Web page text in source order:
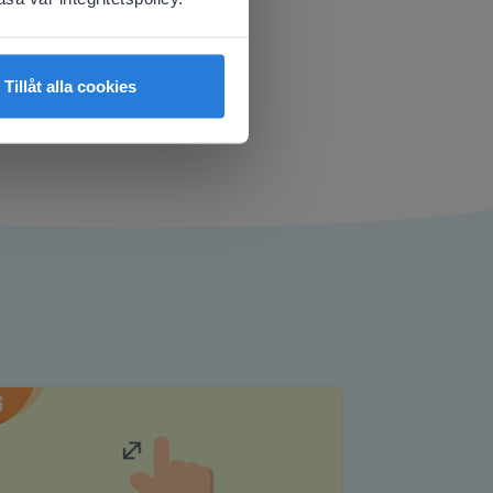
Tillåt alla cookies
fakta: han